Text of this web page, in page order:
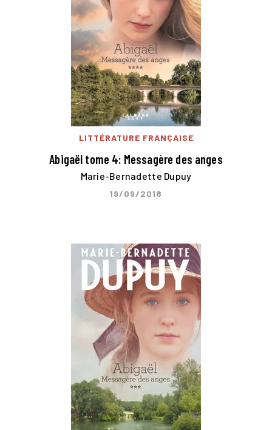
LITTÉRATURE FRANÇAISE
Abigaël tome 4: Messagère des anges
Marie-Bernadette Dupuy
19/09/2018